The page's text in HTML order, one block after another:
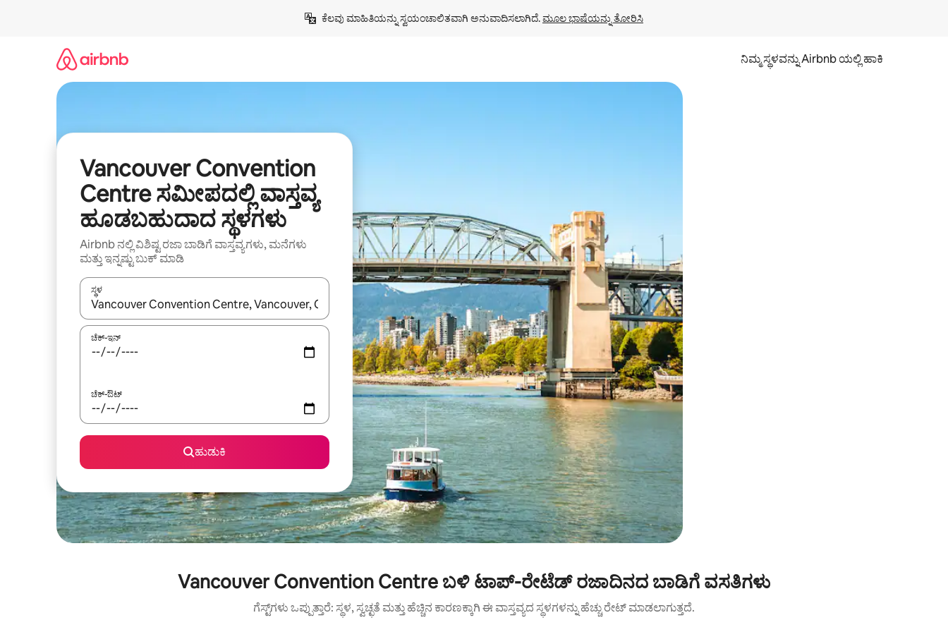
ಕೆಲವು ಮಾಹಿತಿಯನ್ನು ಸ್ವಯಂಚಾಲಿತವಾಗಿ ಅನುವಾದಿಸಲಾಗಿದೆ. ಮೂಲ ಭಾಷೆಯನ್ನು ತೋರಿಸಿ
ನಿಮ್ಮ ಸ್ಥಳವನ್ನು Airbnb ಯಲ್ಲಿ ಹಾಕಿ
Vancouver Convention
Centre ಸಮೀಪದಲ್ಲಿ ವಾಸ್ತವ್ಯ
ಹೂಡಬಹುದಾದ ಸ್ಥಳಗಳು
Airbnb ನಲ್ಲಿ ವಿಶಿಷ್ಟ ರಜಾ ಬಾಡಿಗೆ ವಾಸ್ತವ್ಯಗಳು, ಮನೆಗಳು
ಮತ್ತು ಇನ್ನಷ್ಟು ಬುಕ್ ಮಾಡಿ
ಸ್ಥಳ
ಫಲಿತಾಂಶಗಳು ಲಭ್ಯವಿರುವಾಗ, ಅಪ್ ಮತ್ತು ಡೌನ್ ಬಾಣದ ಕೀಲಿಗಳೊಂದಿಗೆ ನ್ಯಾವಿಗೇಟ್ ಮಾಡಿ ಅಥವಾ ಸ್ಪರ್ಶ ಅಥವಾ ಸ್ವೈಪ್ ಗೆಸ್ಚರ್‌ಗಳ ಮೂಲಕ ಅನ್ವೇಷಿಸಿ.
ಚೆಕ್-ಇನ್
ಚೆಕ್-ಔಟ್
ಹುಡುಕಿ
Vancouver Convention Centre ಬಳಿ ಟಾಪ್-ರೇಟೆಡ್ ರಜಾದಿನದ ಬಾಡಿಗೆ ವಸತಿಗಳು
ಗೆಸ್ಟ್‌ಗಳು ಒಪ್ಪುತ್ತಾರೆ: ಸ್ಥಳ, ಸ್ವಚ್ಛತೆ ಮತ್ತು ಹೆಚ್ಚಿನ ಕಾರಣಕ್ಕಾಗಿ ಈ ವಾಸ್ತವ್ಯದ ಸ್ಥಳಗಳನ್ನು ಹೆಚ್ಚು ರೇಟ್ ಮಾಡಲಾಗುತ್ತದೆ.